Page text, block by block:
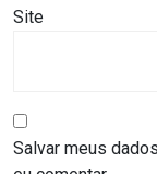
Site
Salvar meus